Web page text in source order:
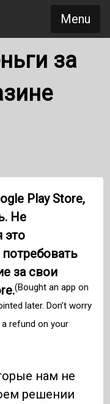
Menu
за
Play Store,
Не
это
за свои
(Bought an app on
later. Don’t worry
refund on your
нам не
решении